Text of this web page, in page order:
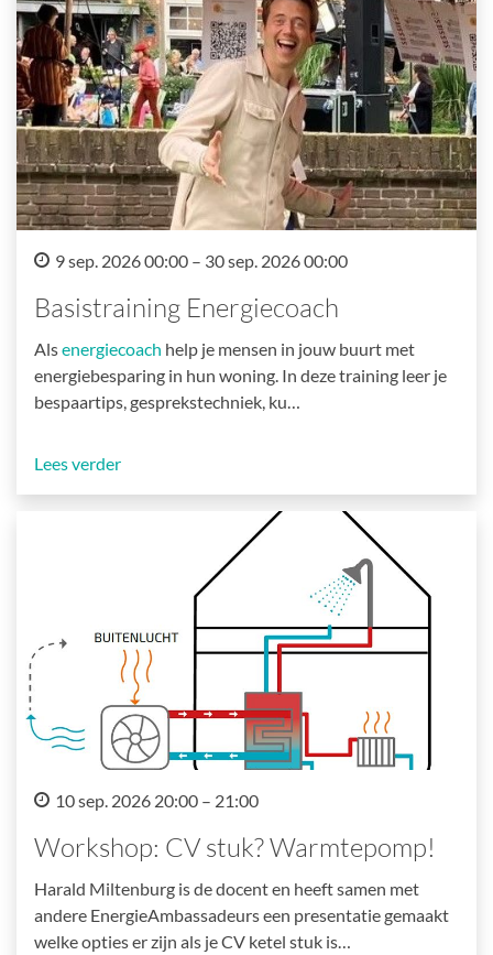
9 sep. 2026 00:00 – 30 sep. 2026 00:00
Basistraining Energiecoach
Alsenergiecoach help je mensen in jouw buurt met
energiebesparing in hun woning. In deze training leer je
bespaartips, gesprekstechniek, ku…
Lees verder
10 sep. 2026 20:00 – 21:00
Workshop: CV stuk? Warmtepomp!
Harald Miltenburg is de docent en heeft samen met
andere EnergieAmbassadeurs een presentatie gemaakt
welke opties er zijn als je CV ketel stuk is…